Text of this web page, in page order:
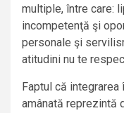
multiple, între care:
incompetenţă şi
personale şi
atitudini nu te
Faptul că
amânată reprezintă